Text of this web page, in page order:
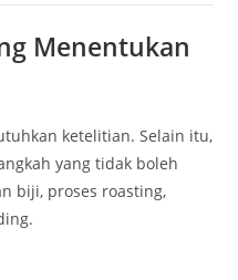
Menentukan
ketelitian. Selain itu,
yang tidak boleh
biji, proses roasting,